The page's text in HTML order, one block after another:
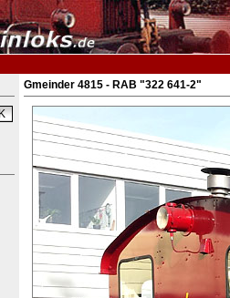
Gmeinder 4815 - RAB "322 641-2"